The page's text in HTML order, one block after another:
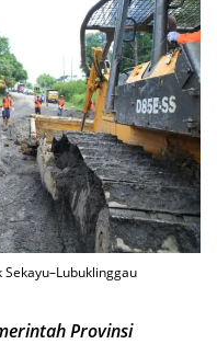
Provinsi